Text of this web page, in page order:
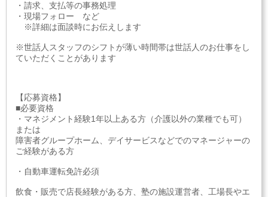
・請求、支払等の事務処理
・現場フォロー など
※詳細は面談時にお伝えします
※世話人スタッフのシフトが薄い時間帯は世話人のお仕事をし
ていただくことがあります
【応募資格】
■必要資格
・マネジメント経験1年以上ある方（介護以外の業種でも可）
または
障害者グループホーム、デイサービスなどでのマネージャーの
ご経験がある方
・自動車運転免許必須
飲食・販売で店長経験がある方、塾の施設運営者、工場長やエ